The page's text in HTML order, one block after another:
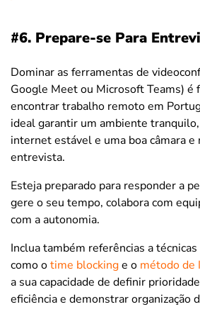
#6. Prepare-se Para
Dominar as ferramentas de
Google Meet ou Microsoft Teams) é
encontrar trabalho remoto em
ideal garantir um ambiente
internet estável e uma boa câmara e
entrevista.
Esteja preparado para responder a
gere o seu tempo, colabora com
com a autonomia.
Inclua também referências a
como otime blockinge o método de
a sua capacidade de definir
eficiência e demonstrar organização